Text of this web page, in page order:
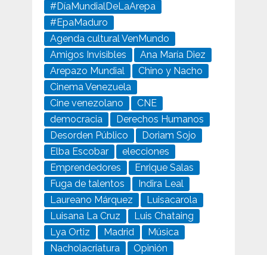
#DíaMundialDeLaArepa
#EpaMaduro
Agenda cultural VenMundo
Amigos Invisibles
Ana María Diez
Arepazo Mundial
Chino y Nacho
Cinema Venezuela
Cine venezolano
CNE
democracia
Derechos Humanos
Desorden Público
Doriam Sojo
Elba Escobar
elecciones
Emprendedores
Enrique Salas
Fuga de talentos
Indira Leal
Laureano Márquez
Luisacarola
Luisana La Cruz
Luis Chataing
Lya Ortiz
Madrid
Música
Nacholacriatura
Opinión